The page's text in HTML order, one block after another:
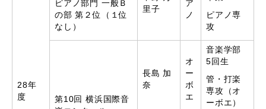
28年
度
ピアノ部門 一般Ｂ
の部 第２位（１位
なし）
里子
ア
ノ
ピアノ専
攻
第10回 横浜国際音
長島 加
奈
オ
ー
ボ
エ
音楽学部
5回生
管・打楽
専攻（オ
ーボエ）